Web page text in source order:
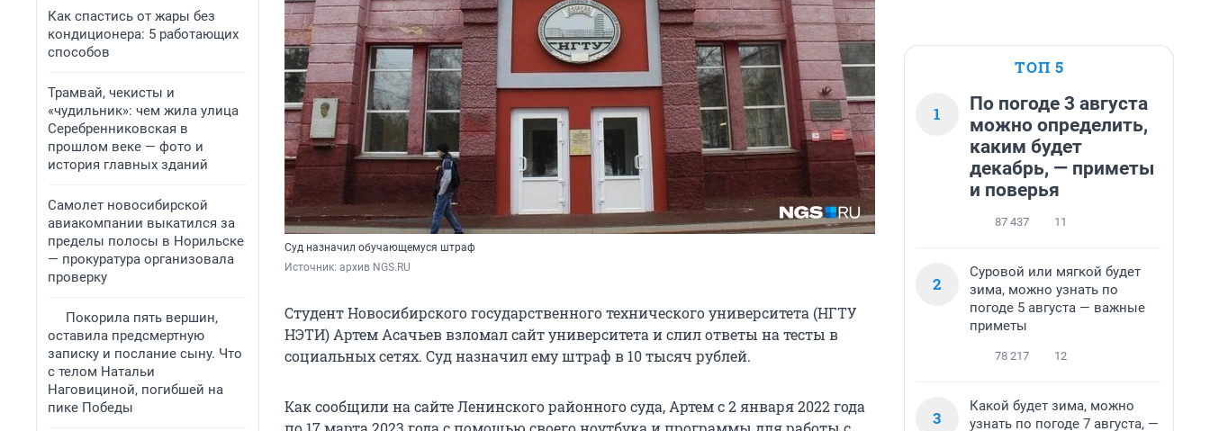
Как спастись от жары без
кондиционера: 5 работающих
способов
Трамвай, чекисты и
«чудильник»: чем жила улица
Серебренниковская в
прошлом веке — фото и
история главных зданий
Самолет новосибирской
авиакомпании выкатился за
пределы полосы в Норильске
— прокуратура организовала
проверку
Покорила пять вершин,
оставила предсмертную
записку и послание сыну. Что
с телом Натальи
Наговициной, погибшей на
пике Победы
Суд назначил обучающемуся штраф
Источник: архив NGS.RU
Студент Новосибирского государственного технического университета (НГТУ
НЭТИ) Артем Асачьев взломал сайт университета и слил ответы на тесты в
социальных сетях. Суд назначил ему штраф в 10 тысяч рублей.
Как сообщили на сайте Ленинского районного суда, Артем с 2 января 2022 года
ТОП 5
1
По погоде 3 августа
можно определить,
каким будет
декабрь, — приметы
и поверья
87 437 11
2
Суровой или мягкой будет
зима, можно узнать по
погоде 5 августа — важные
приметы
78 217 12
3
Какой будет зима, можно
узнать по погоде 7 августа, —